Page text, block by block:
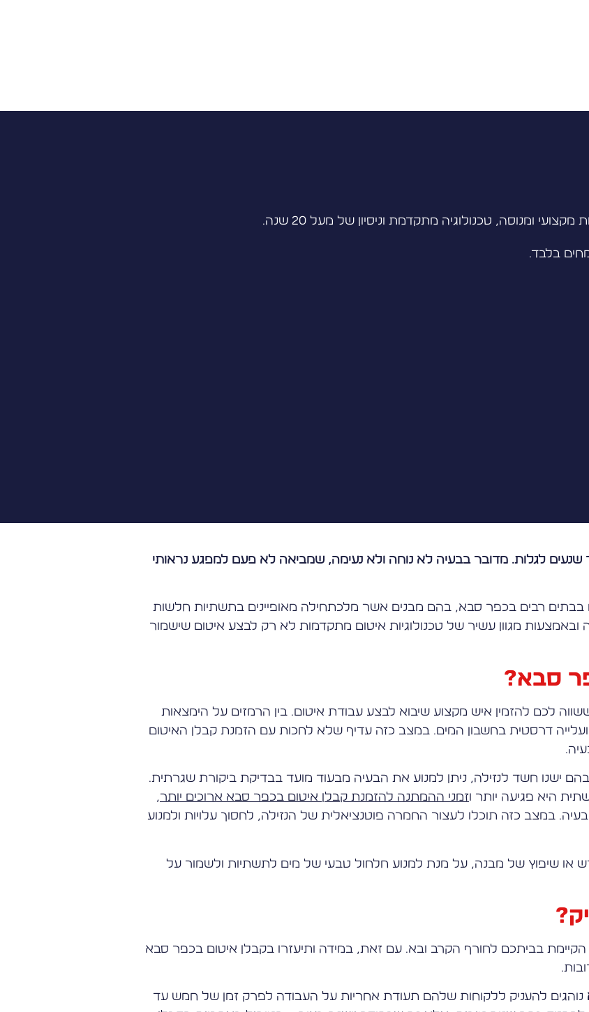
בלבד.
לגלות. מדובר בבעיה לא נוחה ולא נעימה, שמביאה לא פעם למפגע נראותי
בבתים רבים בכפר סבא, בהם מבנים אשר מלכתחילה מאופיינים בתשתיות חלשות
ובאמצעות מגוון עשיר של טכנולוגיות איטום מתקדמות לא רק לבצע איטום שישמור
סבא?
לכם להזמין איש מקצוע שיבוא לבצע עבודת איטום. בין הרמזים על הימצאות
ועלייה דרסטית בחשבון המים. במצב כזה עדיף שלא לחכות עם הזמנת קבלן האיטום
ישנו חשד לנזילה, ניתן למנוע את הבעיה מבעוד מועד בבדיקת ביקורת שגרתית.
היא פגיעה יותר וזמני ההמתנה להזמנת קבלן איטום בכפר סבא ארוכים יותר,
במצב כזה תוכלו לעצור החמרה פוטנציאלית של הנזילה, לחסוך עלויות ולמנוע
או שיפוץ של מבנה, על מנת למנוע חלחול טבעי של מים לתשתיות ולשמור על
בביתכם לחורף הקרב ובא. עם זאת, במידה ותיעזרו בקבלן איטום בכפר סבא
נוהגים להעניק ללקוחות שלהם תעודת אחריות על העבודה לפרק זמן של חמש עד